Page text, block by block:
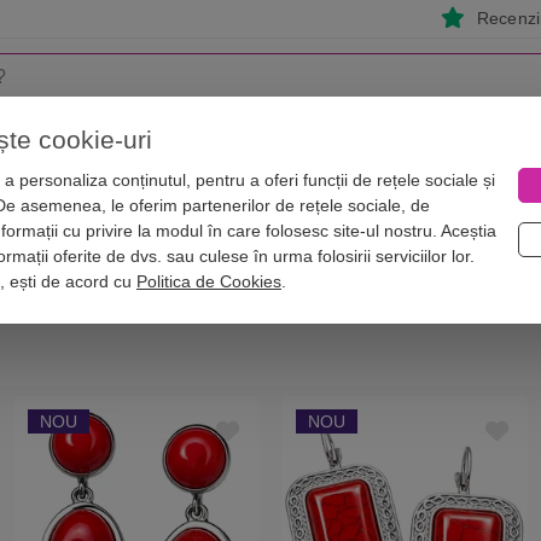
Astrologie Numerologie
2026
NOU NOU
cookie-uri
personaliza conținutul, pentru a oferi funcții de rețele sociale și
asemenea, le oferim partenerilor de rețele sociale, de
cu privire la modul în care folosesc site-ul nostru. Aceștia
oferite de dvs. sau culese în urma folosirii serviciilor lor.
ești de acord cu Politica de Cookies.